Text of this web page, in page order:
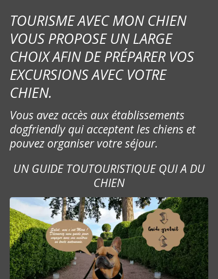
n
d
e
s
m
e
s
s
a
e
s
TOURISME AVEC MON CHIEN
VOUS PROPOSE UN LARGE
CHOIX AFIN DE PRÉPARER VOS
EXCURSIONS AVEC VOTRE
CHIEN.
Vous avez accès aux établissements
dogfriendly qui acceptent les chiens et
pouvez organiser votre séjour.
UN GUIDE TOUTOURISTIQUE QUI A DU
CHIEN